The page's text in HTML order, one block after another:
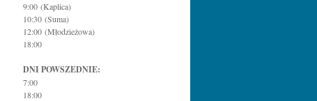
9:00 (Kaplica)
10:30 (Suma)
12:00 (Młodzieżowa)
18:00
DNI POWSZEDNIE:
7:00
18:00